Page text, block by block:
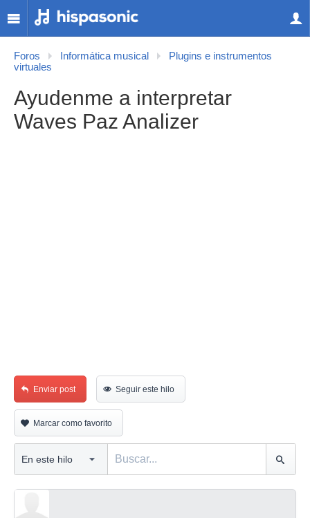
Foros Informática musical
Plugins e instrumentos
virtuales
Ayudenme a interpretar
Waves Paz Analizer
Enviar post Seguir este hilo
Marcar como favorito